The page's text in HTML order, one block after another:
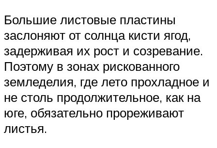
Большие листовые пластины
заслоняют от солнца кисти ягод,
задерживая их рост и созревание.
Поэтому в зонах рискованного
земледелия, где лето прохладное и
не столь продолжительное, как на
юге, обязательно прореживают
листья.